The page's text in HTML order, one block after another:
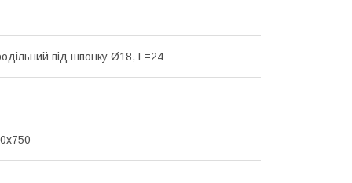
під шпонку Ø18, L=24